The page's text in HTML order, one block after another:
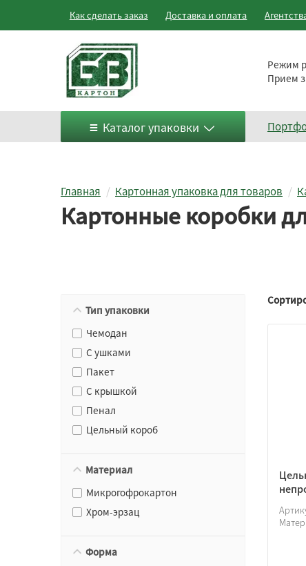
Как сделать заказ Доставка и оплата
Режим
Прием
Каталог упаковки
Главная Картонная упаковка для товаров
Картонные коробки
Тип упаковки
Чемодан
С ушками
Пакет
С крышкой
Пенал
Цельный короб
Материал
Микрогофрокартон
Хром-эрзац
Форма